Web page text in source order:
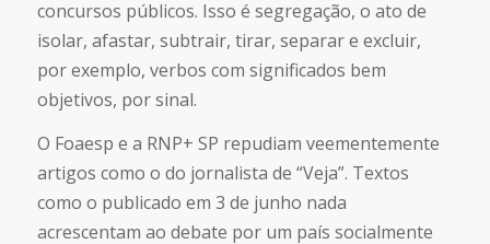
concursos públicos. Isso é segregação, o ato de
isolar, afastar, subtrair, tirar, separar e excluir,
por exemplo, verbos com significados bem
objetivos, por sinal.
O Foaesp e a RNP+ SP repudiam veementemente
artigos como o do jornalista de “Veja”. Textos
como o publicado em 3 de junho nada
acrescentam ao debate por um país socialmente